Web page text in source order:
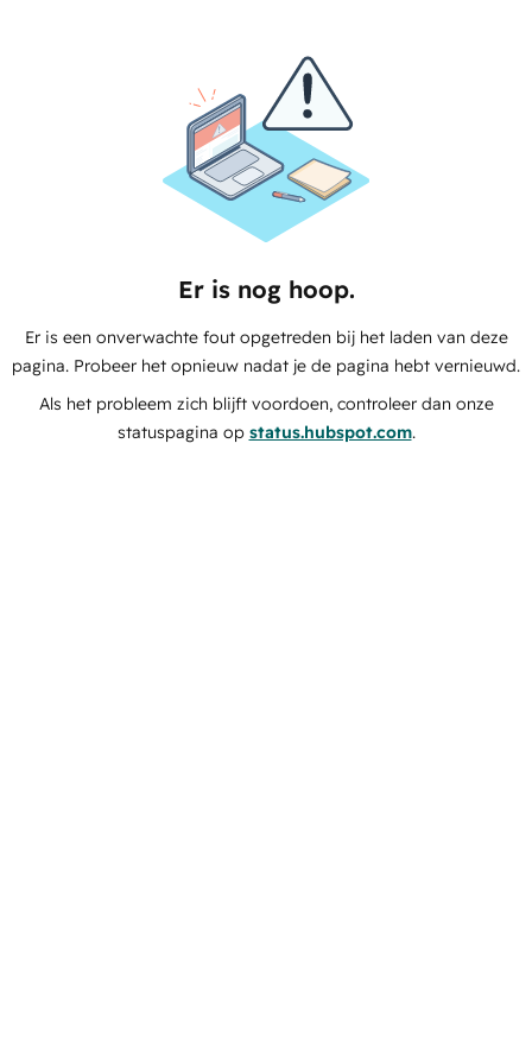
Er is nog hoop.
Er is een onverwachte fout opgetreden bij het laden van deze
pagina. Probeer het opnieuw nadat je de pagina hebt vernieuwd.
Als het probleem zich blijft voordoen, controleer dan onze
statuspagina op status.hubspot.com.